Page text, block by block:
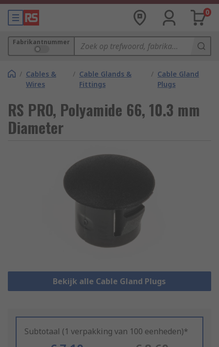
0
Fabrikantnummer
/ Cables &
Wires
/ Cable Glands &
Fittings
/ Cable Gland
Plugs
RS PRO, Polyamide 66, 10.3 mm
Diameter
Bekijk alle Cable Gland Plugs
Subtotaal (1 verpakking van 100 eenheden)*